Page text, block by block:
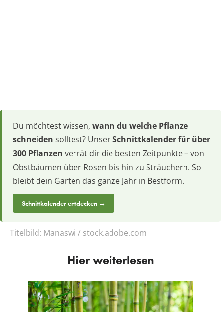
Du möchtest wissen, wann du welche Pflanze
schneiden solltest? UnserSchnittkalender für über
300 Pflanzen verrät dir die besten Zeitpunkte – von
Obstbäumen über Rosen bis hin zu Sträuchern. So
bleibt dein Garten das ganze Jahr in Bestform.
Schnittkalender entdecken →
Titelbild: Manaswi / stock.adobe.com
Hier weiterlesen